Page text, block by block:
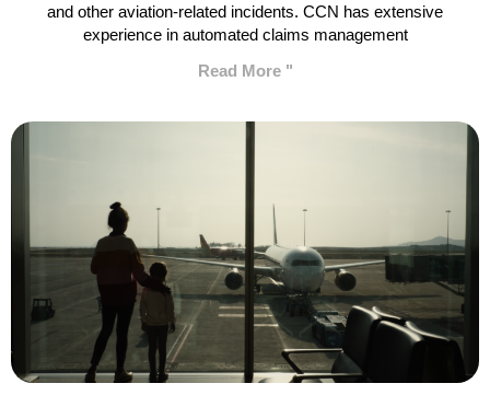
and other aviation-related incidents. CCN has extensive
experience in automated claims management
Read More "